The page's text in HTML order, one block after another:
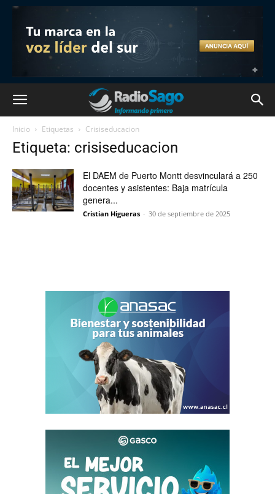
Inicio Etiquetas Crisiseducacion
Etiqueta: crisiseducacion
El DAEM de Puerto Montt desvinculará a 250
docentes y asistentes: Baja matrícula
genera...
Cristian Higueras - 30 de septiembre de 2025